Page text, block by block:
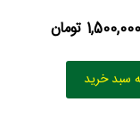
1,500,000 تومان
سبد خرید